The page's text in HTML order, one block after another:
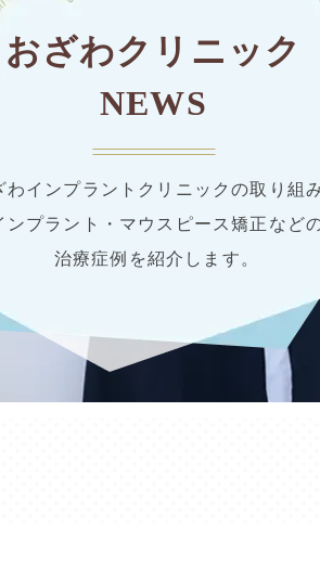
おざわクリニック
NEWS
わインプラントクリニックの取り組み
ンプラント・マウスピース矯正など
治療症例を紹介します。